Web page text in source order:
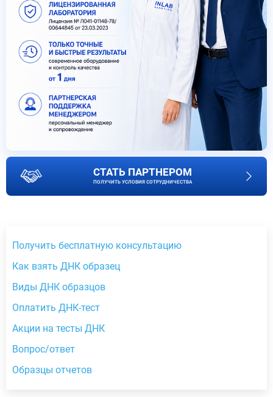
СТАТЬ ПАРТНЕРОМ
ПОЛУЧИТЬ УСЛОВИЯ СОТРУДНИЧЕСТВА
Получить бесплатную консультацию
Как взять ДНК образец
Виды ДНК образцов
Оплатить ДНК-тест
Акции на тесты ДНК
Вопрос/ответ
Образцы отчетов